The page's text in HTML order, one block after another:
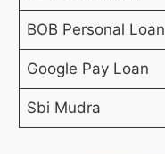
BOB Personal Loan
Google Pay Loan
Sbi Mudra